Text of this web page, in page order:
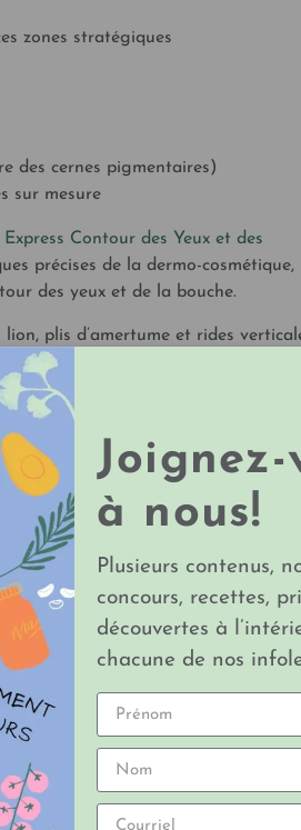
zones stratégiques
des cernes pigmentaires)
sur mesure
Contour des Yeux et des
précises de la dermo-
des yeux et de la bouche.
plis d’amertume et rides
et éclat.
efficace
: idéal avant un événement ou en
peau et raviver l’éclat naturel. Les
effet frais et massage
Joignez-
à nous!
Plusieurs contenus,
concours, recettes,
découvertes à
chacune de nos